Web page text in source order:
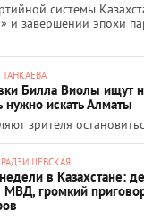
системы
и завершении эпохи
ТАНКАЕВА
Билла Виолы ищут
нужно искать Алматы
зрителя
РАДЗИШЕВСКАЯ
в Казахстане:
громкий